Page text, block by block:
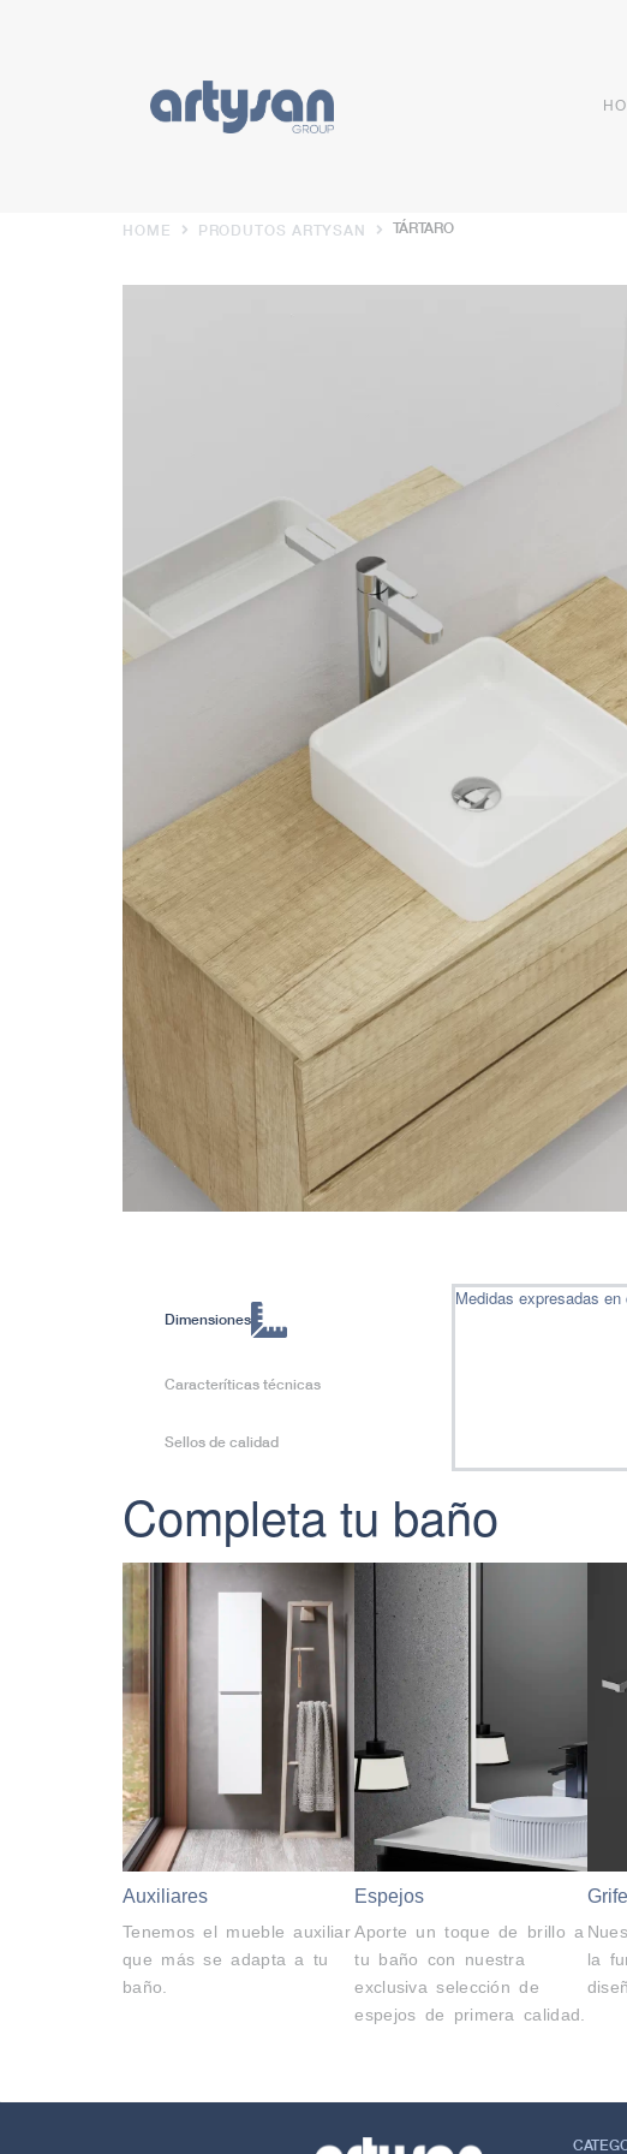
HOME PRODUTOS ARTYSAN TÁRTARO
Dimensiones
Caracteríticas técnicas
Sellos de calidad
Medidas expresadas en
Completa tu baño
Auxiliares
Tenemos el mueble auxiliar
que más se adapta a tu
baño.
Espejos
Aporte un toque de brillo a
tu baño con nuestra
exclusiva selección de
espejos de primera calidad.
la